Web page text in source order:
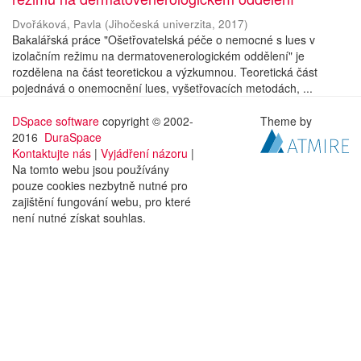
Dvořáková, Pavla (Jihočeská univerzita, 2017)
Bakalářská práce "Ošetřovatelská péče o nemocné s lues v
izolačním režimu na dermatovenerologickém oddělení" je
rozdělena na část teoretickou a výzkumnou. Teoretická část
pojednává o onemocnění lues, vyšetřovacích metodách, ...
DSpace software copyright © 2002-
2016 DuraSpace
Kontaktujte nás | Vyjádření názoru |
Na tomto webu jsou používány
pouze cookies nezbytně nutné pro
zajištění fungování webu, pro které
není nutné získat souhlas.
Theme by